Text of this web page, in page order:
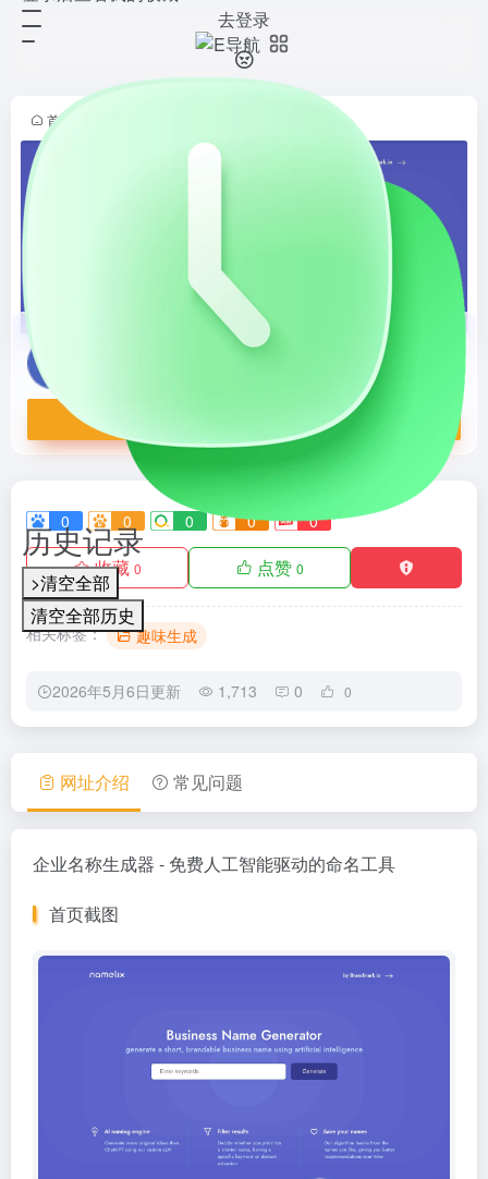
去登录
历史记录
>清空全部
清空全部历史
首页
企业名称生成器 - 免费人工智能驱动的命名工具
0 0 0 0 0
收藏 0 点赞 0
相关标签： 趣味生成
2026年5月6日更新 1,713 0 0
企业名称生成器 - 免费人工智能驱动
的命名工具
网址介绍 常见问题
企业名称生成器 - 免费人工智能驱动的命名工具
首页截图